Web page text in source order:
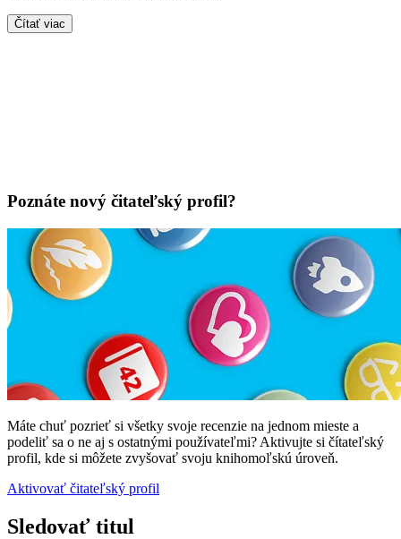
Čítať viac
Poznáte nový čitateľský profil?
Máte chuť pozrieť si všetky svoje recenzie na jednom mieste a
podeliť sa o ne aj s ostatnými používateľmi? Aktivujte si čítateľský
profil, kde si môžete zvyšovať svoju knihomoľskú úroveň.
Aktivovať čitateľský profil
Sledovať titul